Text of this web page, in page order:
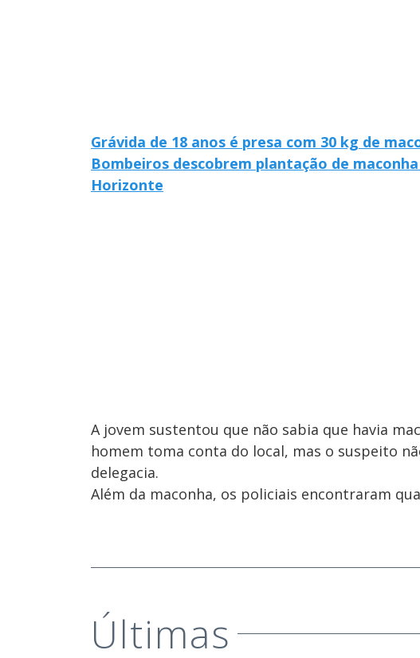
Grávida de 18 anos é presa com 30 kg de
Bombeiros descobrem plantação de
Horizonte
A jovem sustentou que não sabia que havia
homem toma conta do local, mas o suspeito
delegacia.
Além da maconha, os policiais encontraram
Últimas